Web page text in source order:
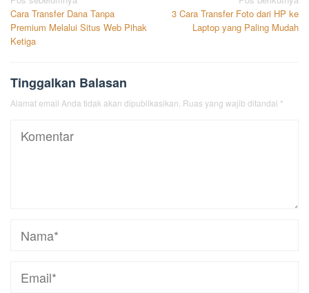
pos
Cara Transfer Dana Tanpa
Premium Melalui Situs Web Pihak
Ketiga
3 Cara Transfer Foto dari HP ke
Laptop yang Paling Mudah
Tinggalkan Balasan
Alamat email Anda tidak akan dipublikasikan. Ruas yang wajib ditandai *